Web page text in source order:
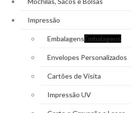
Impressão
EmbalagensEmbalagens
Envelopes Personalizados
Cartões de Visita
Impressão UV